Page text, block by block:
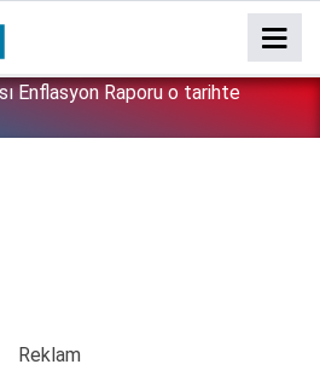
Enflasyon Raporu o tarihte